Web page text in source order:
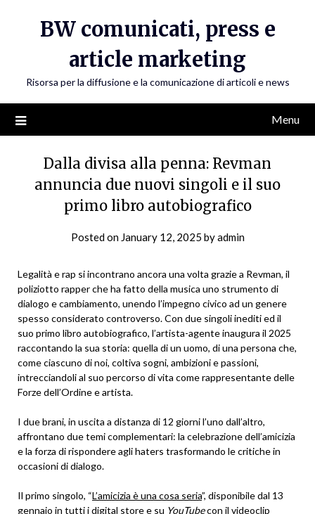
BW comunicati, press e
article marketing
Risorsa per la diffusione e la comunicazione di articoli e news
Menu
Dalla divisa alla penna: Revman
annuncia due nuovi singoli e il suo
primo libro autobiografico
Posted on January 12, 2025 byadmin
Legalità e rap si incontrano ancora una volta grazie a Revman, il
poliziotto rapper che ha fatto della musica uno strumento di
dialogo e cambiamento, unendo l’impegno civico ad un genere
spesso considerato controverso. Con due singoli inediti ed il
suo primo libro autobiografico, l’artista-agente inaugura il 2025
raccontando la sua storia: quella di un uomo, di una persona che,
come ciascuno di noi, coltiva sogni, ambizioni e passioni,
intrecciandoli al suo percorso di vita come rappresentante delle
Forze dell’Ordine e artista.
I due brani, in uscita a distanza di 12 giorni l’uno dall’altro,
affrontano due temi complementari: la celebrazione dell’amicizia
e la forza di rispondere agli haters trasformando le critiche in
occasioni di dialogo.
Il primo singolo, “L’amicizia è una cosa seria”, disponibile dal 13
gennaio in tutti i digital store e su YouTubecon il videoclip